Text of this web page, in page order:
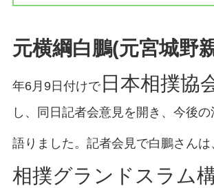
元横綱白鵬(元宮城野
年6月9日付けで日本相撲協
し、同日記者会意見を開き、今後
語りました。記者会見で白鵬さんは
相撲グランドスラム構